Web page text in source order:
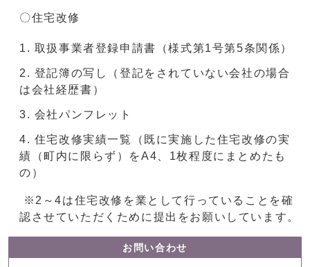
〇住宅改修
取扱事業者登録申請書（様式第1号第5条関係）
登記簿の写し（登記をされていない会社の場合
は会社経歴書）
会社パンフレット
住宅改修実績一覧（既に実施した住宅改修の実
績（町内に限らず）をA4、1枚程度にまとめたも
の）
※2～4は住宅改修を業として行っていることを確
認させていただくために提出をお願いしています。
お問い合わせ